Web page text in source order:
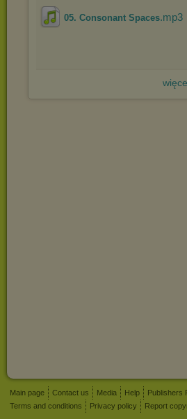
05. Consonant Spaces.mp3
Main page Contact us Media Help
Publishers
Terms and conditions
Privacy policy Report